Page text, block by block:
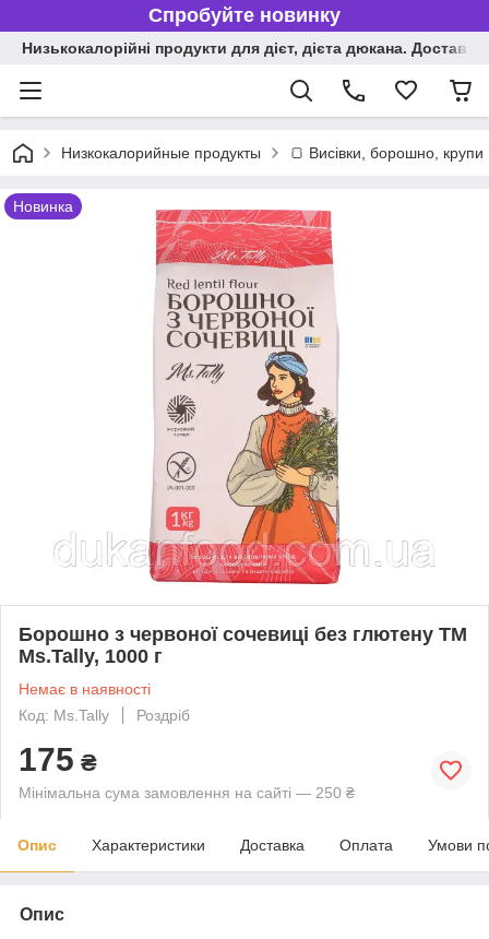
Спробуйте новинку
Низькокалорійні продукти для дієт, дієта дюкана. Доставка
Низкокалорийные продукты 🍞 Висівки, борошно, крупи
Новинка
Борошно з червоної сочевиці без глютену ТМ
Ms.Tally, 1000 г
Немає в наявності
Код: Ms.Tally
Роздріб
175 ₴
Мінімальна сума замовлення на сайті — 250 ₴
Опис Характеристики Доставка Оплата Умови
Опис